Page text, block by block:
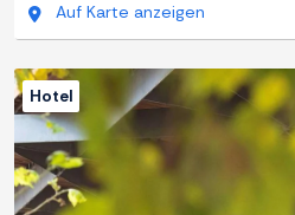
Auf Karte anzeigen
Hotel